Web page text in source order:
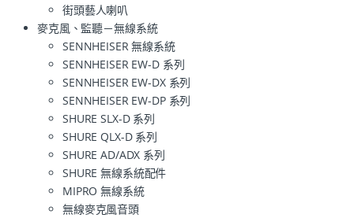
街頭藝人喇叭
麥克風、監聽－無線系統
SENNHEISER 無線系統
SENNHEISER EW-D 系列
SENNHEISER EW-DX 系列
SENNHEISER EW-DP 系列
SHURE SLX-D 系列
SHURE QLX-D 系列
SHURE AD/ADX 系列
SHURE 無線系統配件
MIPRO 無線系統
無線麥克風音頭